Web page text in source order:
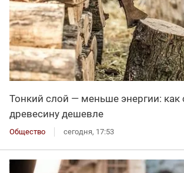
Тонкий слой — меньше энергии: как
древесину дешевле
Общество сегодня, 17:53